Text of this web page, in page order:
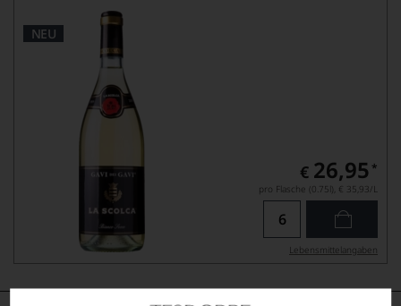
NEU
€ 26,95 *
pro Flasche (0.75l), € 35,93/L
Lebensmittel­angaben